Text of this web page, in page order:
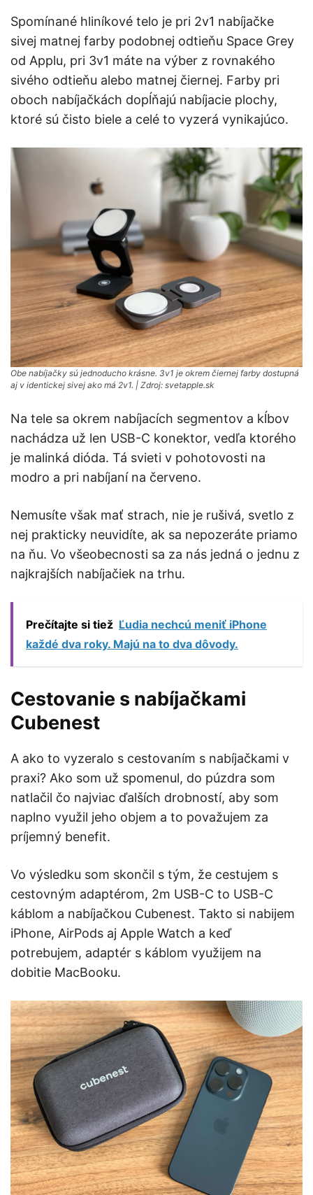
Spomínané hliníkové telo je pri 2v1 nabíjačke
sivej matnej farby podobnej odtieňu Space Grey
od Applu, pri 3v1 máte na výber z rovnakého
sivého odtieňu alebo matnej čiernej. Farby pri
oboch nabíjačkách dopĺňajú nabíjacie plochy,
ktoré sú čisto biele a celé to vyzerá vynikajúco.
Obe nabíjačky sú jednoducho krásne. 3v1 je okrem čiernej farby dostupná
aj v identickej sivej ako má 2v1. | Zdroj: svetapple.sk
Na tele sa okrem nabíjacích segmentov a kĺbov
nachádza už len USB-C konektor, vedľa ktorého
je malinká dióda. Tá svieti v pohotovosti na
modro a pri nabíjaní na červeno.
Nemusíte však mať strach, nie je rušivá, svetlo z
nej prakticky neuvidíte, ak sa nepozeráte priamo
na ňu. Vo všeobecnosti sa za nás jedná o jednu z
najkrajších nabíjačiek na trhu.
Prečítajte si tiež Ľudia nechcú meniť iPhone
každé dva roky. Majú na to dva dôvody.
Cestovanie s nabíjačkami
Cubenest
A ako to vyzeralo s cestovaním s nabíjačkami v
praxi? Ako som už spomenul, do púzdra som
natlačil čo najviac ďalších drobností, aby som
naplno využil jeho objem a to považujem za
príjemný benefit.
Vo výsledku som skončil s tým, že cestujem s
cestovným adaptérom, 2m USB-C to USB-C
káblom a nabíjačkou Cubenest. Takto si nabijem
iPhone, AirPods aj Apple Watch a keď
potrebujem, adaptér s káblom využijem na
dobitie MacBooku.